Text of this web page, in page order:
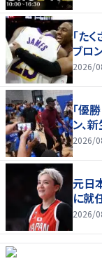
「た
ブロ
2026/
「優
ン、
2026/
元日
に就
2026/